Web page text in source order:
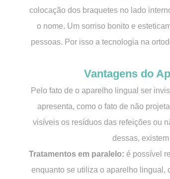
colocação dos braquetes no lado
o nome. Um sorriso bonito e
pessoas. Por isso a tecnologia na
Vantagens do
Pelo fato de o aparelho lingual ser
apresenta, como o fato de não
visíveis os resíduos das refeições ou
dessas,
Tratamentos em paralelo: é possível
enquanto se utiliza o aparelho lingual,